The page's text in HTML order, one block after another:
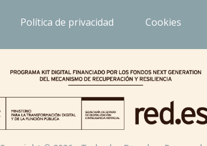
Política de privacidad Cookies